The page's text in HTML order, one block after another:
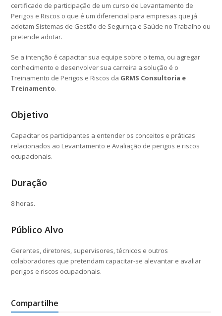
certificado de participação de um curso de Levantamento de
Perigos e Riscos o que é um diferencial para empresas que já
adotam Sistemas de Gestão de Segurnça e Saúde no Trabalho ou
pretende adotar.
Se a intenção é capacitar sua equipe sobre o tema, ou agregar
conhecimento e desenvolver sua carreira a solução é o
Treinamento de Perigos e Riscos da GRMS Consultoria e
Treinamento.
Objetivo
Capacitar os participantes a entender os conceitos e práticas
relacionados ao Levantamento e Avaliação de perigos e riscos
ocupacionais.
Duração
8 horas.
Público Alvo
Gerentes, diretores, supervisores, técnicos e outros
colaboradores que pretendam capacitar-se alevantar e avaliar
perigos e riscos ocupacionais.
Compartilhe